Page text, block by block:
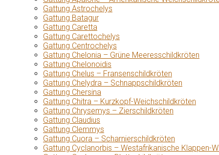
Gattung Astrochelys
Gattung Batagur
Gattung Caretta
Gattung Carettochelys
Gattung Centrochelys
Gattung Chelonia – Grüne Meeresschildkröten
Gattung Chelonoidis
Gattung Chelus – Fransenschildkröten
Gattung Chelydra – Schnappschildkröten
Gattung Chersina
Gattung Chitra – Kurzkopf-Weichschildkröten
Gattung Chrysemys – Zierschildkröten
Gattung Claudius
Gattung Clemmys
Gattung Cuora – Scharnierschildkröten
Gattung Cyclanorbis – Westafrikanische Klappen-